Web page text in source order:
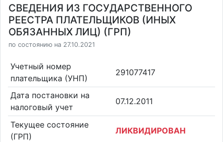
СВЕДЕНИЯ ИЗ ГОСУДАРСТВЕННОГО
РЕЕСТРА ПЛАТЕЛЬЩИКОВ (ИНЫХ
ОБЯЗАННЫХ ЛИЦ) (ГРП)
по состоянию на 27.10.2021
Учетный номер
плательщика (УНП)
291077417
Дата постановки на
налоговый учет
07.12.2011
Текущее состояние
(ГРП)
ЛИКВИДИРОВАН